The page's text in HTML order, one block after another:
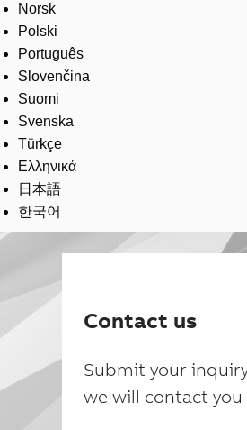
Norsk
Polski
Português
Slovenčina
Suomi
Svenska
Türkçe
Ελληνικά
日本語
한국어
Contact us
Submit your
we will contact you